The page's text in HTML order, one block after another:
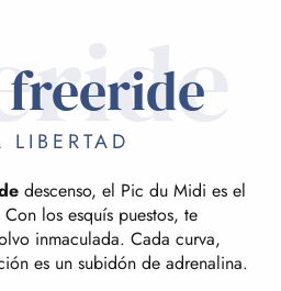
freeride
LIBERTAD
descenso, el Pic du Midi es el
los esquís puestos, te
inmaculada. Cada curva,
es un subidón de adrenalina.